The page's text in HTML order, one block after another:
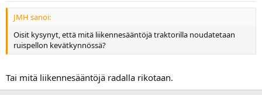
JMH sanoi:
Oisit kysynyt, että mitä liikennesääntöjä traktorilla noudatetaan
ruispellon kevätkynnössä?
Tai mitä liikennesääntöjä radalla rikotaan.